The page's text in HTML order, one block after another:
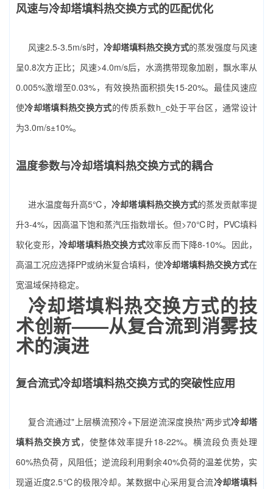
风速与冷却塔填料热交换方式的匹配优化
风速2.5-3.5m/s时， 冷却塔填料热交换方式的蒸发强度与风速
呈0.8次方正比；风速>4.0m/s后，水滴携带现象加剧，飘水率从
0.005%激增至0.03%，有效换热面积损失15-20%。最佳风速应
使冷却塔填料热交换方式的传质系数h_c处于平台区，通常设计
为3.0m/s±10%。
温度参数与冷却塔填料热交换方式的耦合
进水温度每升高5℃，冷却塔填料热交换方式的蒸发贡献率提
升3-4%，因高温下饱和蒸汽压指数增长。但>70℃时，PVC填料
软化变形， 冷却塔填料热交换方式效率反而下降8-10%。因此，
高温工况应选择PP或纳米复合填料，使冷却塔填料热交换方式在
宽温域保持稳定。
冷却塔填料热交换方式的技
术创新——从复合流到消雾技
术的演进
复合流式冷却塔填料热交换方式的突破性应用
复合流通过"上层横流预冷+下层逆流深度换热"两步式冷却塔
填料热交换方式，使整体效率提升18-22%。横流段负责处理
60%热负荷，风阻低；逆流段利用剩余40%负荷的温差优势，实
现逼近度2.5℃的极限冷却。某数据中心采用复合流冷却塔填料